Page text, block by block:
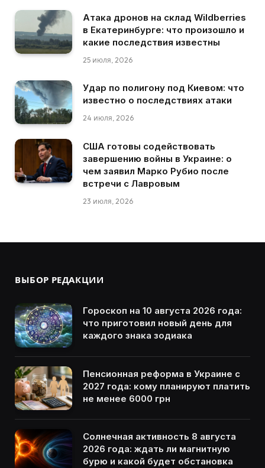
Атака дронов на склад Wildberries
в Екатеринбурге: что произошло и
какие последствия известны
25 июля, 2026
Удар по полигону под Киевом: что
известно о последствиях атаки
24 июля, 2026
США готовы содействовать
завершению войны в Украине: о
чем заявил Марко Рубио после
встречи с Лавровым
23 июля, 2026
ВЫБОР РЕДАКЦИИ
Гороскоп на 10 августа 2026 года:
что приготовил новый день для
каждого знака зодиака
Пенсионная реформа в Украине с
2027 года: кому планируют платить
не менее 6000 грн
Солнечная активность 8 августа
2026 года: ждать ли магнитную
бурю и какой будет обстановка